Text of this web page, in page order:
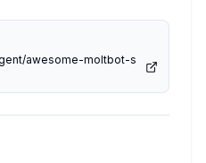
要
新命名、排序）
草稿
awesome-moltbot-s